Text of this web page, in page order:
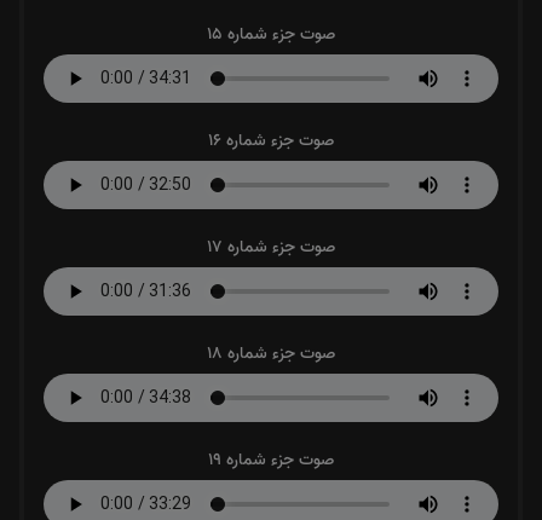
صوت جزء شماره 15
صوت جزء شماره 16
صوت جزء شماره 17
صوت جزء شماره 18
صوت جزء شماره 19